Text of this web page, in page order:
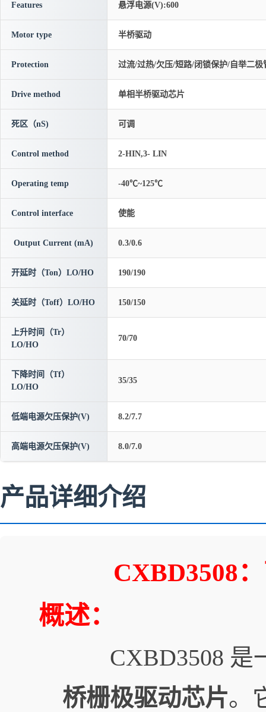
Features 悬浮电源(V):600
Motor type 半桥驱动
Protection 过流/过热/欠压/短路/闭锁保护/自举二极
Drive method 单相半桥驱动芯片
死区（nS) 可调
Control method 2-HIN,3- LIN
Operating temp -40℃~125℃
Control interface 使能
Output Current (mA) 0.3/0.6
开延时（Ton）LO/HO 190/190
关延时（Toff）LO/HO 150/150
上升时间（Tr）
LO/HO
70/70
下降时间（Tf）
LO/HO
35/35
低端电源欠压保护(V) 8.2/7.7
高端电源欠压保护(V) 8.0/7.0
产品详细介绍
CXBD3508
概述：
CXBD3508 是
桥栅极驱动芯片。